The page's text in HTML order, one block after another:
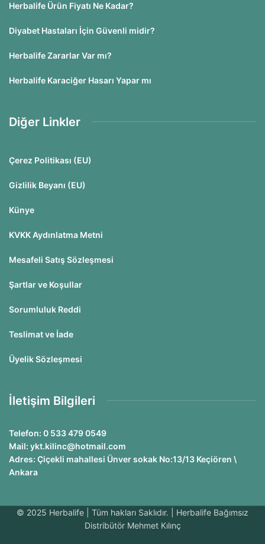
Herbalife Ürün Fiyatı Ne Kadar?
Diyabet Hastaları İçin Güvenli midir?
Herbalife Zararlar Var mı?
Herbalife Karaciğer Hasarı Yapar mı
Diğer Linkler
Çerez Politikası (EU)
Gizlilik Beyanı (EU)
Künye
KVKK Aydınlatma Metni
Mesafeli Satış Sözleşmesi
Şartlar ve Koşullar
Sorumluluk Reddi
Teslimat ve İade
Üyelik Sözleşmesi
İletişim Bilgileri
Telefon: 0 533 479 0549
Mail: ykt.kilinc@hotmail.com
Adres: Çiçekli mahallesi Ünver sokak No:13/13 Keçiören \
Ankara
© 2025 Herbalife | Tüm hakları Saklıdır. | Herbalife Bağımsız
Distribütör Mehmet Kılınç